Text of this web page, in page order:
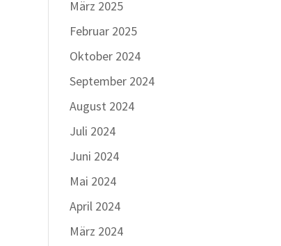
März 2025
Februar 2025
Oktober 2024
September 2024
August 2024
Juli 2024
Juni 2024
Mai 2024
April 2024
März 2024